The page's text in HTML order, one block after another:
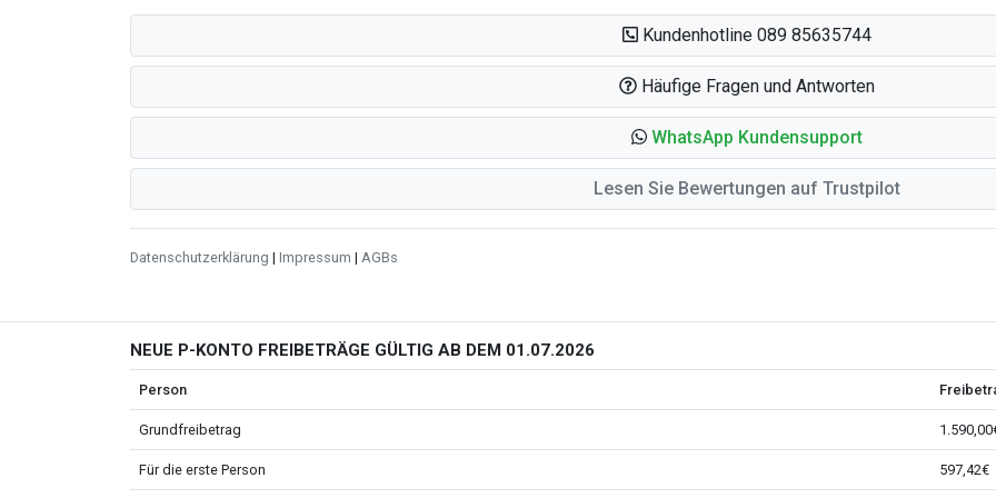
Kundenhotline 089 85635744
Häufige Fragen und Antworten
WhatsApp Kundensupport
Lesen Sie Bewertungen auf Trustpilot
Datenschutzerklärung | Impressum | AGBs
NEUE P-KONTO FREIBETRÄGE GÜLTIG AB DEM 01.07.2026
Person
Grundfreibetrag
Für die erste Person 597,42€